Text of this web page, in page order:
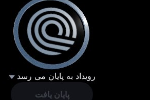
رویداد به پایان می رسد
پایان یافت